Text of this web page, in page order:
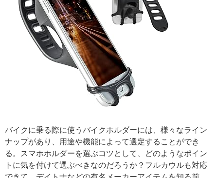
引用: https://images-na.ssl-images-amazon.com/images/I/71UEz7UO2SL._SY355_.jpg
バイクに乗る際に使うバイクホルダーには、様々なライン
ナップがあり、用途や機能によって選定することができ
る。スマホホルダーを選ぶコツとして、どのようなポイン
トに気を付けて選ぶべきなのだろうか？フルカウルも対応